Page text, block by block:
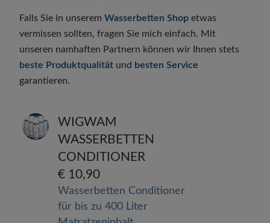
Falls Sie in unseremWasserbetten Shop etwas
vermissen sollten, fragen Sie mich einfach. Mit
unseren namhaften Partnern können wir Ihnen stets
beste Produktqualität und besten Service
garantieren.
WIGWAM
WASSERBETTEN
CONDITIONER
€ 10,90
Wasserbetten Conditioner
für bis zu 400 Liter